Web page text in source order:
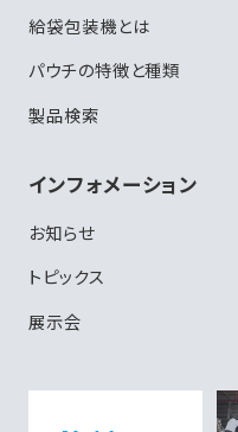
給袋包装機とは
パウチの特徴と種類
製品検索
インフォメーション
お知らせ
トピックス
展示会